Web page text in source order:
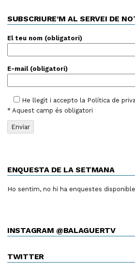
SUBSCRIURE’M AL SERVEI DE
El teu nom (obligatori)
E-mail (obligatori)
He llegit i accepto la Política de
* Aquest camp és obligatori
ENQUESTA DE LA SETMANA
Ho sentim, no hi ha enquestes
INSTAGRAM @BALAGUERTV
TWITTER